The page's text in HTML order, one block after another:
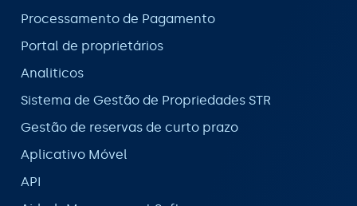
Processamento de Pagamento
Portal de proprietários
Analiticos
Sistema de Gestão de Propriedades STR
Gestão de reservas de curto prazo
Aplicativo Móvel
API